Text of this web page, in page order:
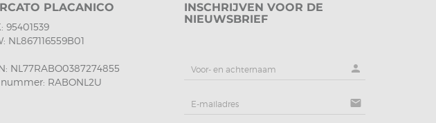
PLACANICO
95401539
NL867116559B01
NL77RABO0387274855
RABONL2U
INSCHRIJVEN VOOR DE
NIEUWSBRIEF
person
mail